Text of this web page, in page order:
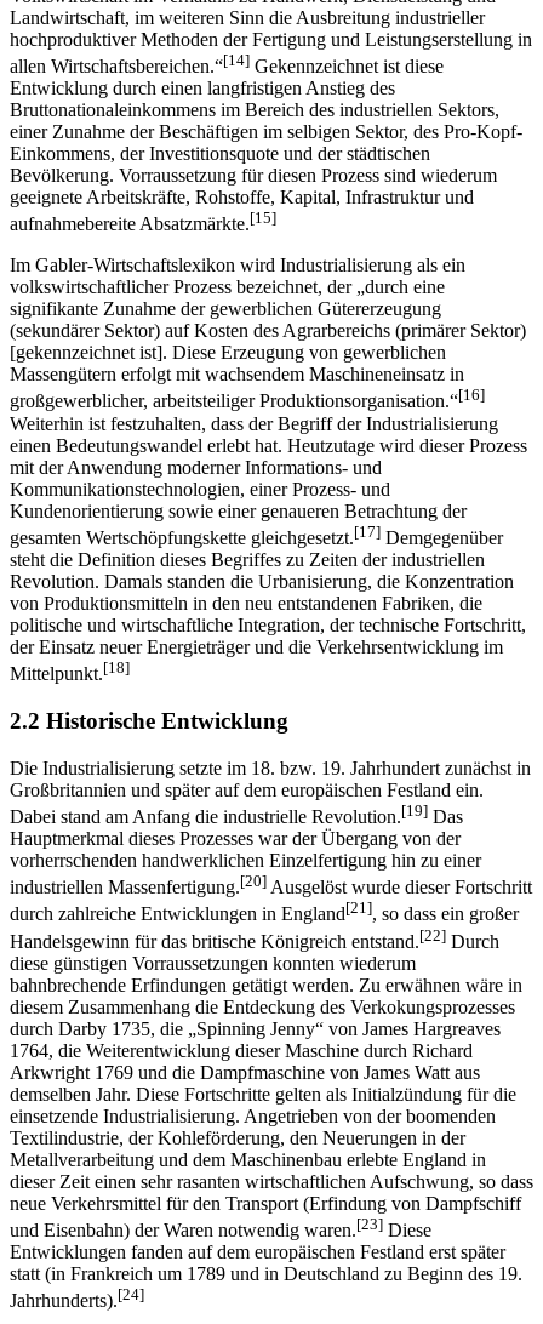
Landwirtschaft, im weiteren Sinn die Ausbreitung industrieller
hochproduktiver Methoden der Fertigung und Leistungserstellung in
allen Wirtschaftsbereichen.“[14] Gekennzeichnet ist diese
Entwicklung durch einen langfristigen Anstieg des
Bruttonationaleinkommens im Bereich des industriellen Sektors,
einer Zunahme der Beschäftigen im selbigen Sektor, des Pro-Kopf-
Einkommens, der Investitionsquote und der städtischen
Bevölkerung. Vorraussetzung für diesen Prozess sind wiederum
geeignete Arbeitskräfte, Rohstoffe, Kapital, Infrastruktur und
aufnahmebereite Absatzmärkte.[15]
Im Gabler-Wirtschaftslexikon wird Industrialisierung als ein
volkswirtschaftlicher Prozess bezeichnet, der „durch eine
signifikante Zunahme der gewerblichen Gütererzeugung
(sekundärer Sektor) auf Kosten des Agrarbereichs (primärer Sektor)
[gekennzeichnet ist]. Diese Erzeugung von gewerblichen
Massengütern erfolgt mit wachsendem Maschineneinsatz in
großgewerblicher, arbeitsteiliger Produktionsorganisation.“[16]
Weiterhin ist festzuhalten, dass der Begriff der Industrialisierung
einen Bedeutungswandel erlebt hat. Heutzutage wird dieser Prozess
mit der Anwendung moderner Informations- und
Kommunikationstechnologien, einer Prozess- und
Kundenorientierung sowie einer genaueren Betrachtung der
gesamten Wertschöpfungskette gleichgesetzt.[17] Demgegenüber
steht die Definition dieses Begriffes zu Zeiten der industriellen
Revolution. Damals standen die Urbanisierung, die Konzentration
von Produktionsmitteln in den neu entstandenen Fabriken, die
politische und wirtschaftliche Integration, der technische Fortschritt,
der Einsatz neuer Energieträger und die Verkehrsentwicklung im
Mittelpunkt.[18]
2.2 Historische Entwicklung
Die Industrialisierung setzte im 18. bzw. 19. Jahrhundert zunächst in
Großbritannien und später auf dem europäischen Festland ein.
Dabei stand am Anfang die industrielle Revolution.[19] Das
Hauptmerkmal dieses Prozesses war der Übergang von der
vorherrschenden handwerklichen Einzelfertigung hin zu einer
industriellen Massenfertigung.[20] Ausgelöst wurde dieser Fortschritt
durch zahlreiche Entwicklungen in England[21], so dass ein großer
Handelsgewinn für das britische Königreich entstand.[22] Durch
diese günstigen Vorraussetzungen konnten wiederum
bahnbrechende Erfindungen getätigt werden. Zu erwähnen wäre in
diesem Zusammenhang die Entdeckung des Verkokungsprozesses
durch Darby 1735, die „Spinning Jenny“ von James Hargreaves
1764, die Weiterentwicklung dieser Maschine durch Richard
Arkwright 1769 und die Dampfmaschine von James Watt aus
demselben Jahr. Diese Fortschritte gelten als Initialzündung für die
einsetzende Industrialisierung. Angetrieben von der boomenden
Textilindustrie, der Kohleförderung, den Neuerungen in der
Metallverarbeitung und dem Maschinenbau erlebte England in
dieser Zeit einen sehr rasanten wirtschaftlichen Aufschwung, so dass
neue Verkehrsmittel für den Transport (Erfindung von Dampfschiff
und Eisenbahn) der Waren notwendig waren.[23] Diese
Entwicklungen fanden auf dem europäischen Festland erst später
statt (in Frankreich um 1789 und in Deutschland zu Beginn des 19.
Jahrhunderts).[24]